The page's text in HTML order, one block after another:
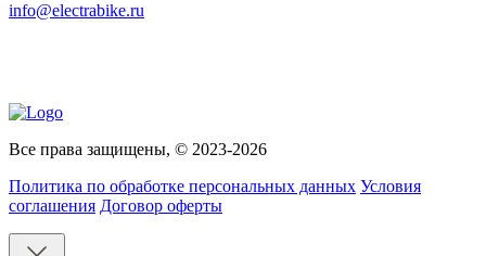
info@electrabike.ru
Все права защищены, © 2023-2026
Политика по обработке персональных данных Условия
соглашения Договор оферты